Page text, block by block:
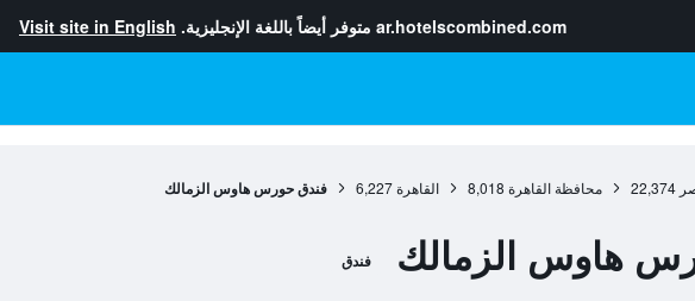
ar.hotelscombined.com متوفر أيضاً باللغة الإنجليزية. Visit site in English
22,374 محافظة القاهرة 8,018 القاهرة 6,227 فندق حورس هاوس الزمالك
هاوس الزمالك فندق